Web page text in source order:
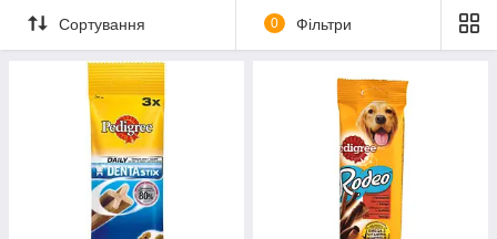
Сортування 0 Фільтри